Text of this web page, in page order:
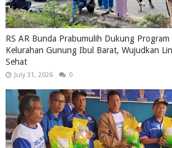
RS AR Bunda Prabumulih Dukung
Kelurahan Gunung Ibul Barat, Wujudkan
Sehat
July 31, 2026 0